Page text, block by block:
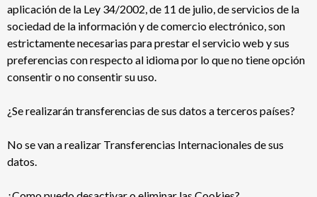
aplicación de la Ley 34/2002, de 11 de julio, de servicios de la
sociedad de la información y de comercio electrónico, son
estrictamente necesarias para prestar el servicio web y sus
preferencias con respecto al idioma por lo que no tiene opción
consentir o no consentir su uso.
¿Se realizarán transferencias de sus datos a terceros países?
No se van a realizar Transferencias Internacionales de sus
datos.